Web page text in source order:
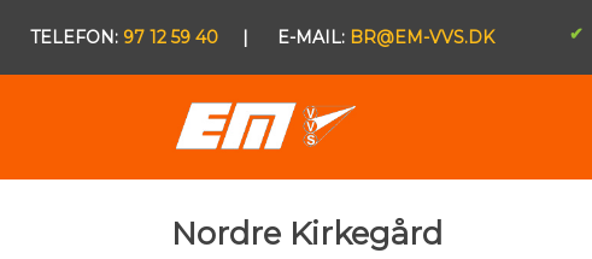
​TELEFON: 97 12 59 40| E-MAIL: BR@EM-VVS.DK ✔
​Nordre Kirkegård